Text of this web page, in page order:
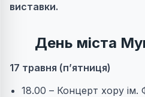
виставки.
День міста
17 травня (п’ятниця)
18.00 – Концерт хору